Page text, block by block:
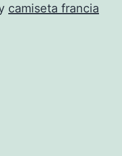
camiseta francia